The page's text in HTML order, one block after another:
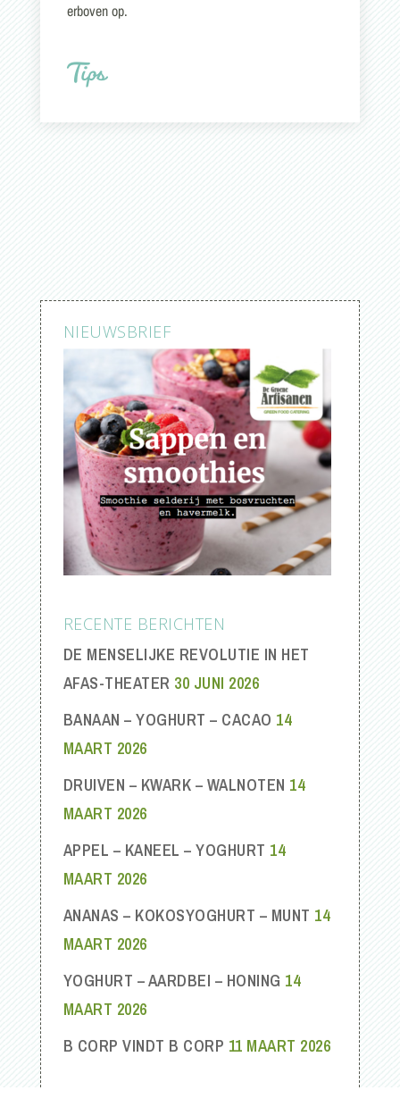
erboven op.
Tips
NIEUWSBRIEF
RECENTE BERICHTEN
DE MENSELIJKE REVOLUTIE IN HET
AFAS-THEATER 30 JUNI 2026
BANAAN – YOGHURT – CACAO 14
MAART 2026
DRUIVEN – KWARK – WALNOTEN 14
MAART 2026
APPEL – KANEEL – YOGHURT 14
MAART 2026
ANANAS – KOKOSYOGHURT – MUNT 14
MAART 2026
YOGHURT – AARDBEI – HONING 14
MAART 2026
B CORP VINDT B CORP 11 MAART 2026